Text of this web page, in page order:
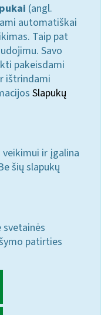
(angl.
automatiškai
Taip pat
Savo
pakeisdami
ištrindami
Slapukų
ir įgalina
šių slapukų
patirties